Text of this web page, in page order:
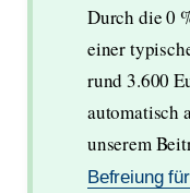
Durch die 0
einer
rund 3.600
automatisch
unserem
Befreiung